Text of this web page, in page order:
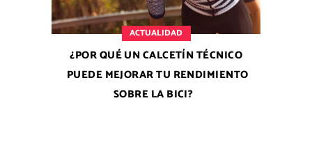
ACTUALIDAD
¿POR QUÉ UN CALCETÍN TÉCNICO
PUEDE MEJORAR TU RENDIMIENTO
SOBRE LA BICI?